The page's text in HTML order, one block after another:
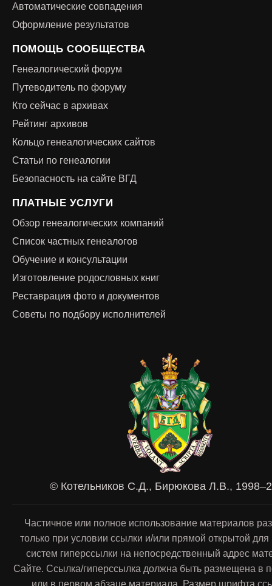
Автоматические совпадения
Оформление результатов
ПОМОЩЬ СООБЩЕСТВА
Генеалогический форум
Путеводитель по форуму
Кто сейчас в архивах
Рейтинг архивов
Кольцо генеалогических сайтов
Статьи по генеалогии
Безопасность на сайте ВГД
ПЛАТНЫЕ УСЛУГИ
Обзор генеалогических компаний
Список частных генеалогов
Обучение и консультации
Изготовление родословных книг
Реставрация фото и документов
Советы по подбору исполнителей
© Котельников С.Д., Бирюкова Л.В.,
Частичное или полное использование материалов
только при условии ссылки и/или прямой открытой
систем гиперссылки на непосредственный адрес
Сайте. Ссылка/гиперссылка должна быть размещена в
или в первом абзаце материала. Размер шрифта